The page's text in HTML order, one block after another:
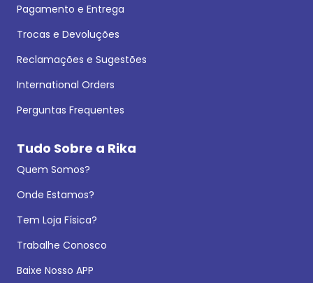
Pagamento e Entrega
Trocas e Devoluções
Reclamações e Sugestões
International Orders
Perguntas Frequentes
Tudo Sobre a Rika
Quem Somos?
Onde Estamos?
Tem Loja Física?
Trabalhe Conosco
Baixe Nosso APP